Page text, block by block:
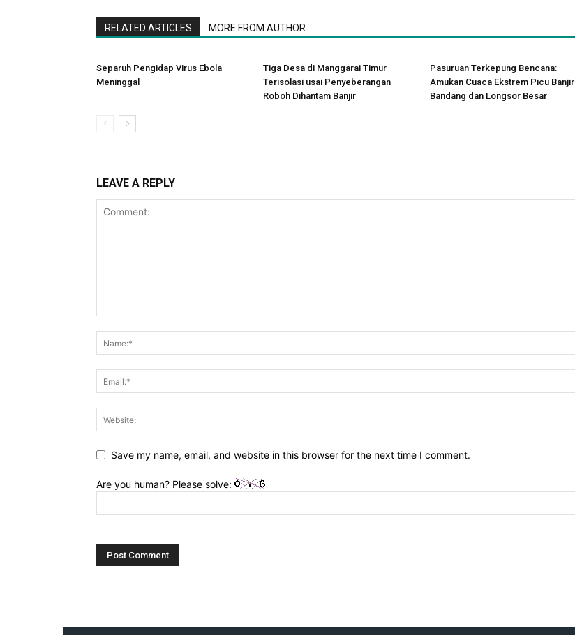
RELATED ARTICLES MORE FROM AUTHOR
Separuh Pengidap Virus Ebola
Meninggal
Tiga Desa di Manggarai Timur
Terisolasi usai Penyeberangan
Roboh Dihantam Banjir
Pasuruan Terkepung Bencana:
Amukan Cuaca Ekstrem Picu Banjir
Bandang dan Longsor Besar
LEAVE A REPLY
Save my name, email, and website in this browser for the next time I comment.
Are you human? Please solve: